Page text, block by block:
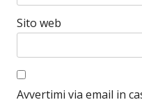
Sito web
Avvertimi via email in